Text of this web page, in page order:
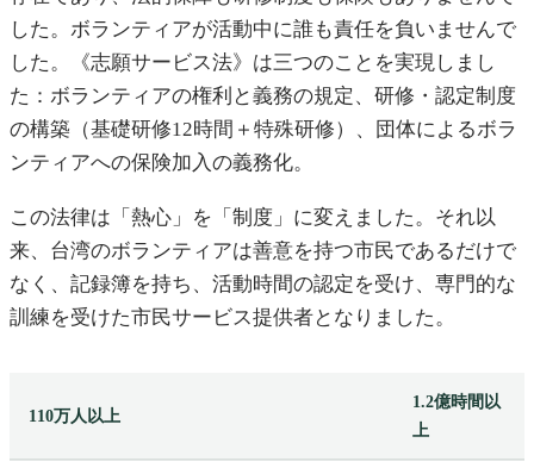
した。ボランティアが活動中に誰も責任を負いませんで
した。《志願サービス法》は三つのことを実現しまし
た：ボランティアの権利と義務の規定、研修・認定制度
の構築（基礎研修12時間＋特殊研修）、団体によるボラ
ンティアへの保険加入の義務化。
この法律は「熱心」を「制度」に変えました。それ以
来、台湾のボランティアは善意を持つ市民であるだけで
なく、記録簿を持ち、活動時間の認定を受け、専門的な
訓練を受けた市民サービス提供者となりました。
110万人以上
1.2億時間以
上